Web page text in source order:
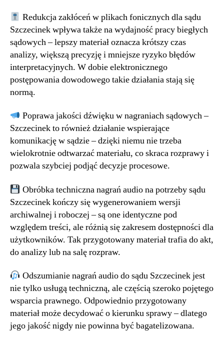
Redukcja zakłóceń w plikach fonicznych dla sądu
Szczecinek wpływa także na wydajność pracy biegłych
sądowych – lepszy materiał oznacza krótszy czas
analizy, większą precyzję i mniejsze ryzyko błędów
interpretacyjnych. W dobie elektronicznego
postępowania dowodowego takie działania stają się
normą.
Poprawa jakości dźwięku w nagraniach sądowych –
Szczecinek to również działanie wspierające
komunikację w sądzie – dzięki niemu nie trzeba
wielokrotnie odtwarzać materiału, co skraca rozprawy i
pozwala szybciej podjąć decyzje procesowe.
Obróbka techniczna nagrań audio na potrzeby sądu
Szczecinek kończy się wygenerowaniem wersji
archiwalnej i roboczej – są one identyczne pod
względem treści, ale różnią się zakresem dostępności dla
użytkowników. Tak przygotowany materiał trafia do akt,
do analizy lub na salę rozpraw.
Odszumianie nagrań audio do sądu Szczecinek jest
nie tylko usługą techniczną, ale częścią szeroko pojętego
wsparcia prawnego. Odpowiednio przygotowany
materiał może decydować o kierunku sprawy – dlatego
jego jakość nigdy nie powinna być bagatelizowana.